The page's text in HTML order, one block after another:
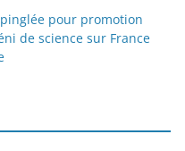
pour promotion
de science sur France